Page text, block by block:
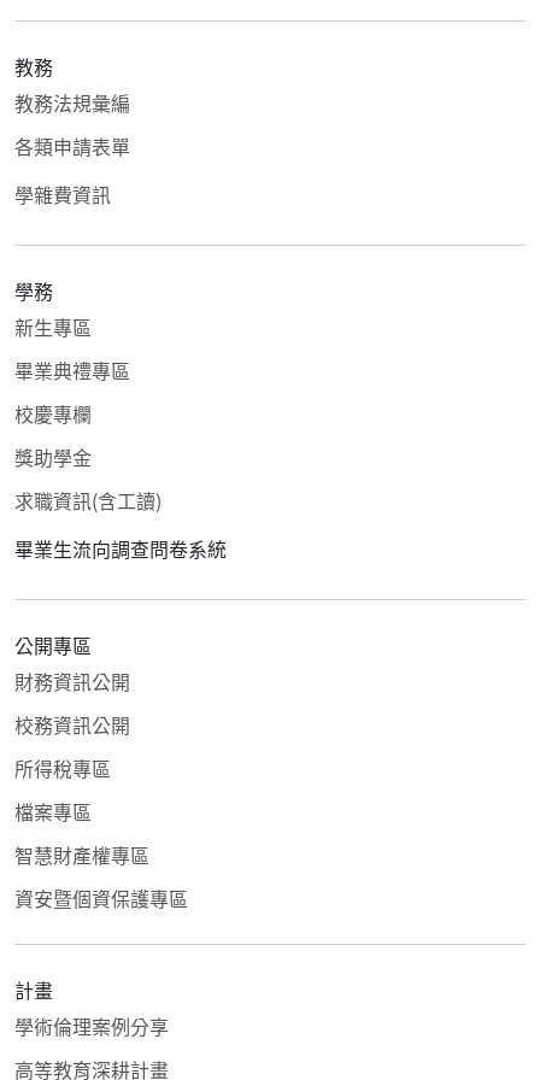
教務
教務法規彙編
各類申請表單
學雜費資訊
學務
新生專區
畢業典禮專區
校慶專欄
獎助學金
求職資訊(含工讀)
畢業生流向調查問卷系統
公開專區
財務資訊公開
校務資訊公開
所得稅專區
檔案專區
智慧財產權專區
資安暨個資保護專區
計畫
學術倫理案例分享
高等教育深耕計畫